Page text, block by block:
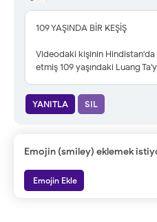
109 YAŞINDA BİR KEŞİŞ
Videodaki kişinin Hindistan'da
etmiş 109 yaşındaki Luang
YANITLA SIL
Emojin (smiley) eklemek
Emojin Ekle